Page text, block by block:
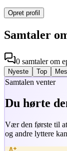
Opret profil
Samtaler
0 samtalerom
Nyeste Top
Samtalen venter
Du hørte
Vær den første til
og andre lyttere